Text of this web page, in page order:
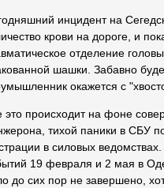
инцидент на
крови на дороге, и
отделение
шашки. Забавно
окажется с
это происходит на фоне
тихой паники в СБУ
в силовых
19 февраля и 2 мая в
до сих пор не завершено,